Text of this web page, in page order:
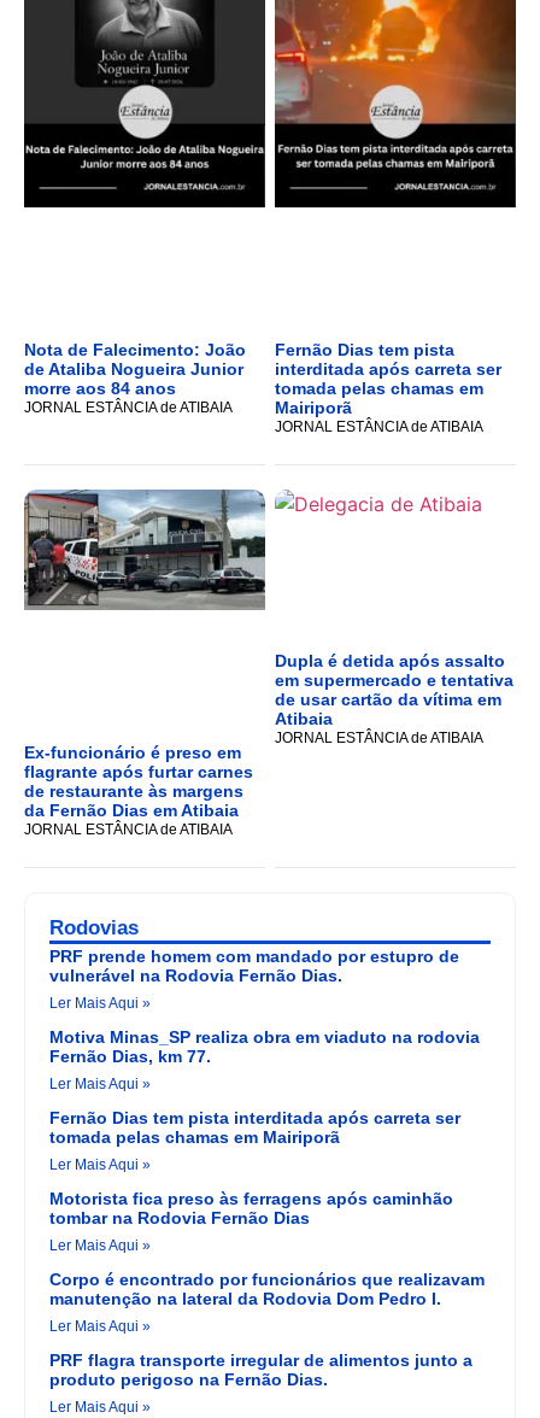
Nota de Falecimento: João
de Ataliba Nogueira Junior
morre aos 84 anos
JORNAL ESTÂNCIA de ATIBAIA
Fernão Dias tem pista
interditada após carreta ser
tomada pelas chamas em
Mairiporã
JORNAL ESTÂNCIA de ATIBAIA
Ex-funcionário é preso em
flagrante após furtar carnes
de restaurante às margens
da Fernão Dias em Atibaia
JORNAL ESTÂNCIA de ATIBAIA
Dupla é detida após assalto
em supermercado e tentativa
de usar cartão da vítima em
Atibaia
JORNAL ESTÂNCIA de ATIBAIA
Rodovias
PRF prende homem com mandado por estupro de
vulnerável na Rodovia Fernão Dias.
Ler Mais Aqui »
Motiva Minas_SP realiza obra em viaduto na rodovia
Fernão Dias, km 77.
Ler Mais Aqui »
Fernão Dias tem pista interditada após carreta ser
tomada pelas chamas em Mairiporã
Ler Mais Aqui »
Motorista fica preso às ferragens após caminhão
tombar na Rodovia Fernão Dias
Ler Mais Aqui »
Corpo é encontrado por funcionários que realizavam
manutenção na lateral da Rodovia Dom Pedro I.
Ler Mais Aqui »
PRF flagra transporte irregular de alimentos junto a
produto perigoso na Fernão Dias.
Ler Mais Aqui »